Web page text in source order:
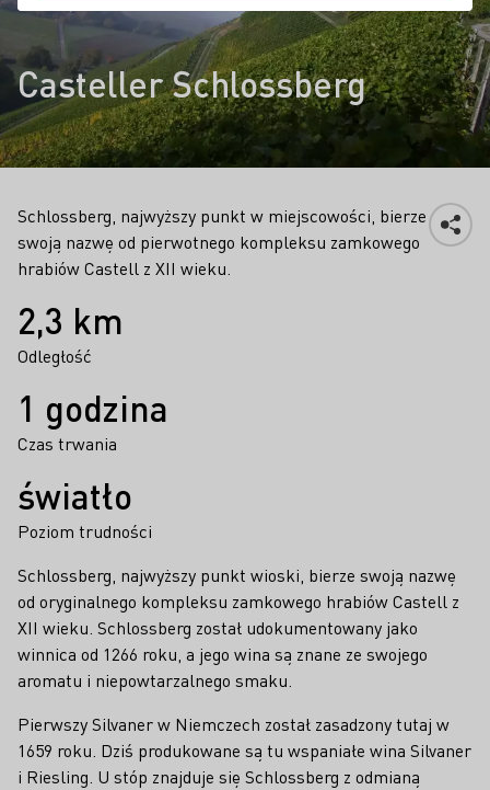
Casteller Schlossberg
Schlossberg, najwyższy punkt w miejscowości, bierze
swoją nazwę od pierwotnego kompleksu zamkowego
hrabiów Castell z XII wieku.
Fakty
2,3 km
Odległość
1 godzina
Czas trwania
światło
Poziom trudności
Schlossberg, najwyższy punkt wioski, bierze swoją nazwę
od oryginalnego kompleksu zamkowego hrabiów Castell z
XII wieku. Schlossberg został udokumentowany jako
winnica od 1266 roku, a jego wina są znane ze swojego
aromatu i niepowtarzalnego smaku.
Pierwszy Silvaner w Niemczech został zasadzony tutaj w
1659 roku. Dziś produkowane są tu wspaniałe wina Silvaner
i Riesling. U stóp znajduje się Schlossberg z odmianą